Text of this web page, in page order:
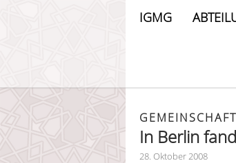
IGMG
GEMEINSCHAFT
In Berlin
28. Oktober 2008